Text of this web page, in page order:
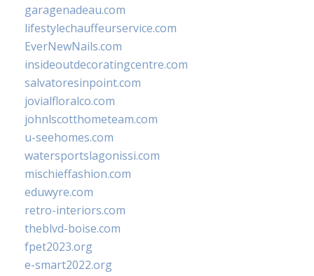
garagenadeau.com
lifestylechauffeurservice.com
EverNewNails.com
insideoutdecoratingcentre.com
salvatoresinpoint.com
jovialfloralco.com
johnlscotthometeam.com
u-seehomes.com
watersportslagonissi.com
mischieffashion.com
eduwyre.com
retro-interiors.com
theblvd-boise.com
fpet2023.org
e-smart2022.org